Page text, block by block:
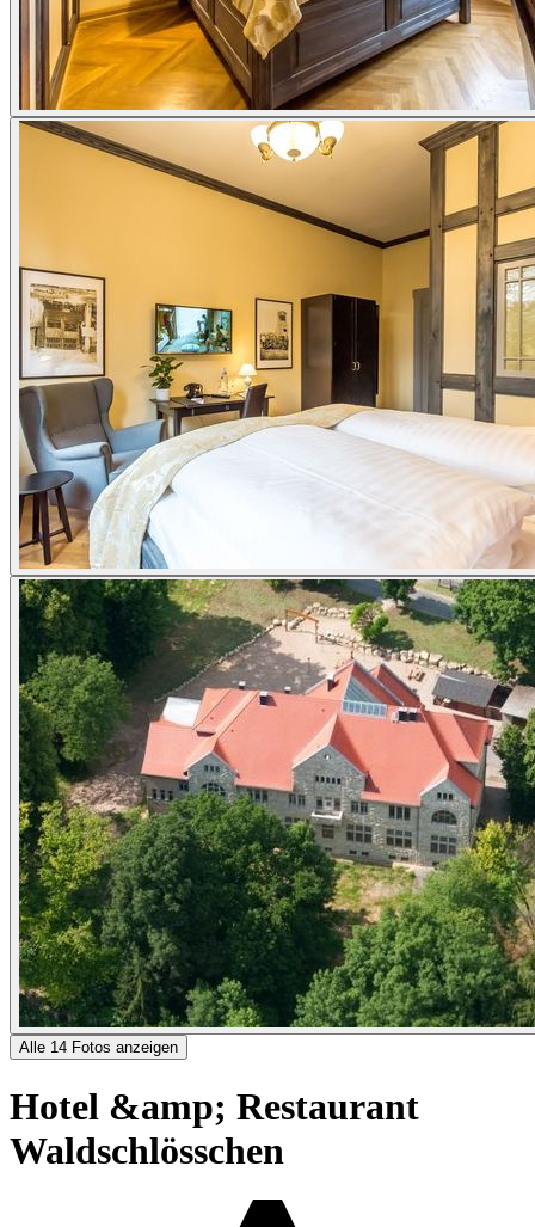
Alle 14 Fotos anzeigen
Hotel &amp; Restaurant
Waldschlösschen